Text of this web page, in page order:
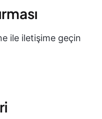
ile iletişime geçin